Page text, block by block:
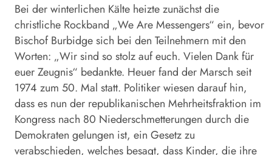
Bei der winterlichen Kälte heizte zunächst die
christliche Rockband „We Are Messengers“ ein, bevor
Bischof Burbidge sich bei den Teilnehmern mit den
Worten: „Wir sind so stolz auf euch. Vielen Dank für
euer Zeugnis“ bedankte. Heuer fand der Marsch seit
1974 zum 50. Mal statt. Politiker wiesen darauf hin,
dass es nun der republikanischen Mehrheitsfraktion im
Kongress nach 80 Niederschmetterungen durch die
Demokraten gelungen ist, ein Gesetz zu
verabschieden, welches besagt, dass Kinder, die ihre